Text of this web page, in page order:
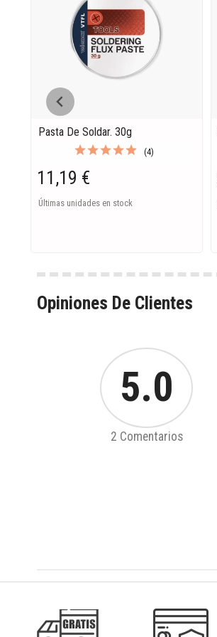
Pasta De Soldar. 30g
(4)
11,19 €
Últimas unidades en stock
Opiniones De Clientes
5.0
2 Comentarios